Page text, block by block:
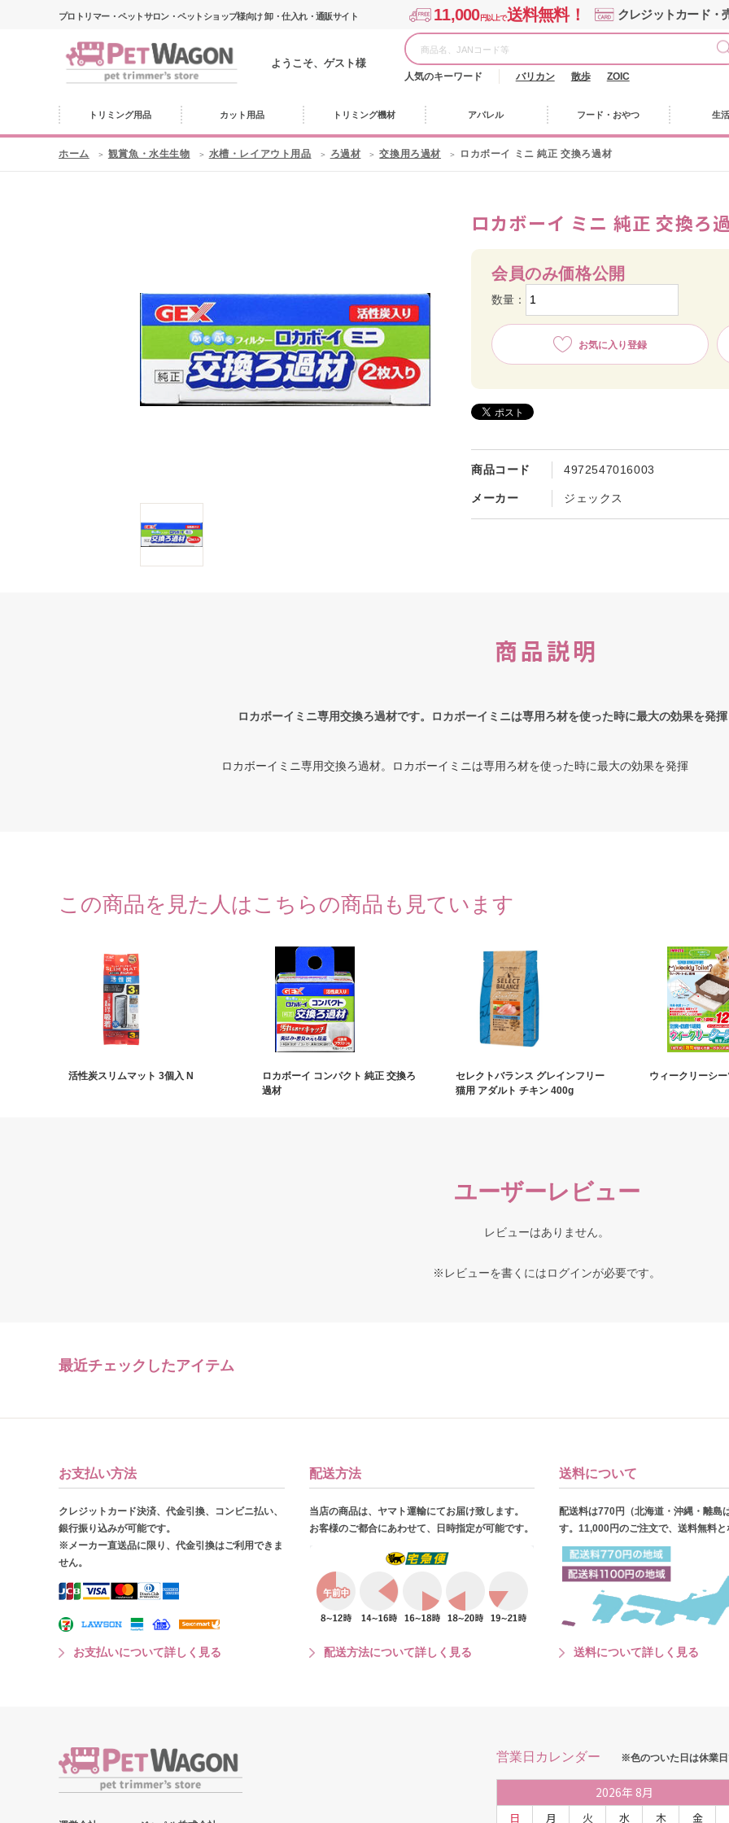
プロトリマー・ペットサロン・ペットショップ様向け 卸・仕入れ・通販サイト 11,000円以上で送料無料！ クレジットカード・
ようこそ、ゲスト様
人気のキーワード バリカン 散歩 ZOIC
トリミング用品 カット用品 トリミング機材 アパレル フード・おやつ 生
ホーム 観賞魚・水生生物 水槽・レイアウト用品 ろ過材 交換用ろ過材 ロカボーイ ミニ 純正 交換ろ過材
ロカボーイ ミニ 純正 交換ろ
商品コード 4972547016003
メーカー ジェックス
会員のみ価格公開
数量：
お気に入り登録
商品説明
ロカボーイミニ専用交換ろ過材です。ロカボーイミニは専用ろ材を使った時に最大の効果を発
ロカボーイミニ専用交換ろ過材。ロカボーイミニは専用ろ材を使った時に最大の効果を発揮
この商品を見た人はこちらの商品も見ています
活性炭スリムマット 3個入 N
ロカボーイ コンパクト 純正 交換ろ
過材
セレクトバランス グレインフリー
猫用 アダルト チキン 400g
ウィークリーシ
ユーザーレビュー
レビューはありません。
※レビューを書くにはログインが必要です。
最近チェックしたアイテム
お支払い方法
クレジットカード決済、代金引換、コンビニ払い、
銀行振り込みが可能です。
※メーカー直送品に限り、代金引換はご利用できま
せん。
お支払いについて詳しく見る
配送方法
当店の商品は、ヤマト運輸にてお届け致します。
お客様のご都合にあわせて、日時指定が可能です。
配送方法について詳しく見る
送料について
配送料は770円（北海道・沖縄・離島
す。11,000円のご注文で、送料無料
送料について詳しく見る
営業日カレンダー ※色のついた日は休業
2026年 8月
日 月 火 水 木 金